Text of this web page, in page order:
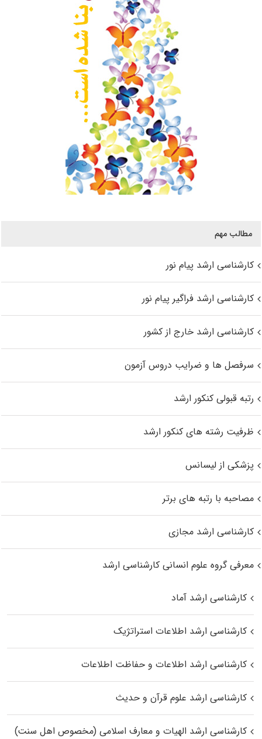
مطالب مهم
کارشناسی ارشد پیام نور
کارشناسی ارشد فراگیر پیام نور
کارشناسی ارشد خارج از کشور
سرفصل ها و ضرایب دروس آزمون
رتبه قبولی کنکور ارشد
ظرفیت رشته های کنکور ارشد
پزشکی از لیسانس
مصاحبه با رتبه های برتر
کارشناسی ارشد مجازی
معرفی گروه علوم انسانی کارشناسی ارشد
کارشناسی ارشد آماد
کارشناسی ارشد اطلاعات استراتژیک
کارشناسی ارشد اطلاعات و حفاظت اطلاعات
کارشناسی ارشد علوم قرآن و حدیث
کارشناسی ارشد الهیات و معارف اسلامی (مخصوص اهل سنت)